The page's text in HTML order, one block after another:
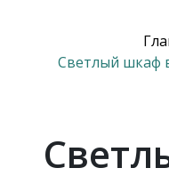
Светлый шкаф